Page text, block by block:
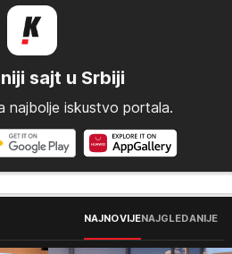
sajt u Srbiji
najbolje iskustvo portala.
NAJNOVIJENAJGLEDANIJE